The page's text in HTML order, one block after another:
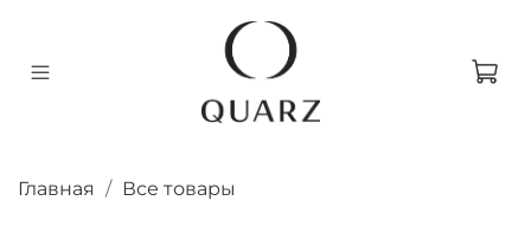
Главная Все товары